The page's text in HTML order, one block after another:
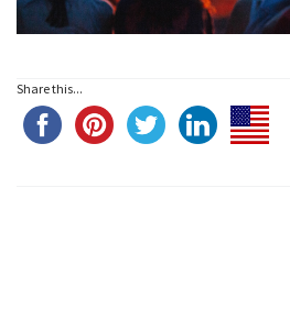
Share this...